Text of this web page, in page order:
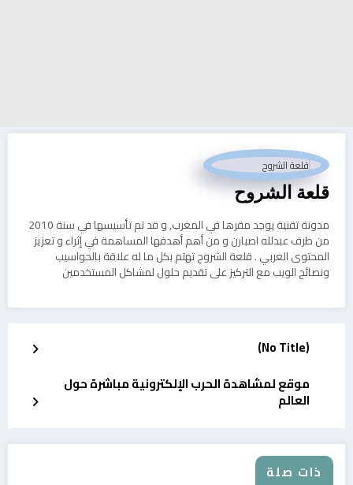
قلعة الشروح
مدونة تقنية يوجد مقرها في المغرب, و قد تم تأسيسها في سنة 2010
من طرف عبدلله اصبارن و من أهم أهدفها المساهمة في إثراء و تعزيز
المحتوى العربي . قلعة الشروح تهتم بكل ما له علاقة بالحواسيب
ونصائح الويب مع التركيز على تقديم حلول لمشاكل المستخدمين
(No Title)
موقع لمشاهدة الحرب الإلكترونية مباشرة حول
العالم
ذات صلة